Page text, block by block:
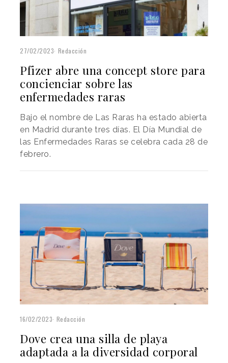
27/02/2023 Redacción
Pfizer abre una concept store para
concienciar sobre las
enfermedades raras
Bajo el nombre de Las Raras ha estado abierta
en Madrid durante tres días. El Día Mundial de
las Enfermedades Raras se celebra cada 28 de
febrero.
16/02/2023 Redacción
Dove crea una silla de playa
adaptada a la diversidad corporal